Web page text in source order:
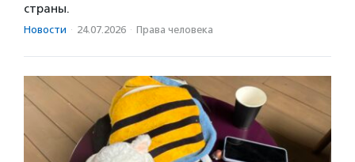
страны.
Новости · 24.07.2026 · Права человека